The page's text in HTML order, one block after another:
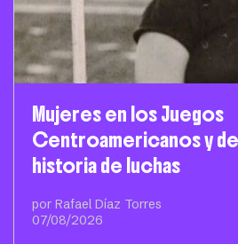
Mujeres en los Juegos
Centroamericanos y
historia de luchas
por Rafael Díaz Torres
07/08/2026